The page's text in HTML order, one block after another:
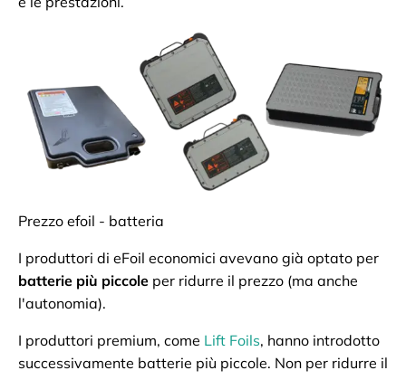
Prezzo efoil - batteria
I produttori di eFoil economici avevano già optato per
batterie più piccole per ridurre il prezzo (ma anche
l'autonomia).
I produttori premium, come Lift Foils, hanno introdotto
successivamente batterie più piccole. Non per ridurre il